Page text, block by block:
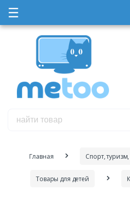
☰
Главная Спорт,
Товары для детей